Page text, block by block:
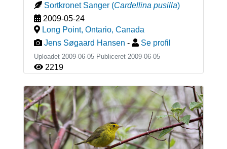
Sortkronet Sanger (Cardellina pusilla)
2009-05-24
Long Point, Ontario, Canada
Jens Søgaard Hansen - Se profil
Uploadet 2009-06-05 Publiceret 2009-06-05
2219